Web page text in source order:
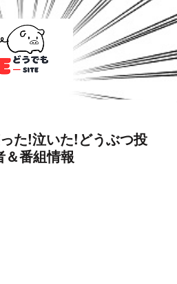
た!泣いた!どうぶつ投
番組情報